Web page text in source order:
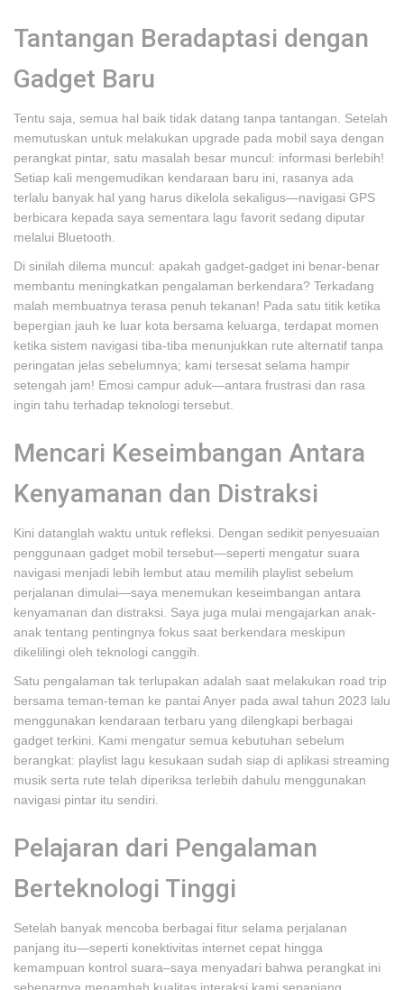
Tantangan Beradaptasi dengan
Gadget Baru
Tentu saja, semua hal baik tidak datang tanpa tantangan. Setelah
memutuskan untuk melakukan upgrade pada mobil saya dengan
perangkat pintar, satu masalah besar muncul: informasi berlebih!
Setiap kali mengemudikan kendaraan baru ini, rasanya ada
terlalu banyak hal yang harus dikelola sekaligus—navigasi GPS
berbicara kepada saya sementara lagu favorit sedang diputar
melalui Bluetooth.
Di sinilah dilema muncul: apakah gadget-gadget ini benar-benar
membantu meningkatkan pengalaman berkendara? Terkadang
malah membuatnya terasa penuh tekanan! Pada satu titik ketika
bepergian jauh ke luar kota bersama keluarga, terdapat momen
ketika sistem navigasi tiba-tiba menunjukkan rute alternatif tanpa
peringatan jelas sebelumnya; kami tersesat selama hampir
setengah jam! Emosi campur aduk—antara frustrasi dan rasa
ingin tahu terhadap teknologi tersebut.
Mencari Keseimbangan Antara
Kenyamanan dan Distraksi
Kini datanglah waktu untuk refleksi. Dengan sedikit penyesuaian
penggunaan gadget mobil tersebut—seperti mengatur suara
navigasi menjadi lebih lembut atau memilih playlist sebelum
perjalanan dimulai—saya menemukan keseimbangan antara
kenyamanan dan distraksi. Saya juga mulai mengajarkan anak-
anak tentang pentingnya fokus saat berkendara meskipun
dikelilingi oleh teknologi canggih.
Satu pengalaman tak terlupakan adalah saat melakukan road trip
bersama teman-teman ke pantai Anyer pada awal tahun 2023 lalu
menggunakan kendaraan terbaru yang dilengkapi berbagai
gadget terkini. Kami mengatur semua kebutuhan sebelum
berangkat: playlist lagu kesukaan sudah siap di aplikasi streaming
musik serta rute telah diperiksa terlebih dahulu menggunakan
navigasi pintar itu sendiri.
Pelajaran dari Pengalaman
Berteknologi Tinggi
Setelah banyak mencoba berbagai fitur selama perjalanan
panjang itu—seperti konektivitas internet cepat hingga
kemampuan kontrol suara–saya menyadari bahwa perangkat ini